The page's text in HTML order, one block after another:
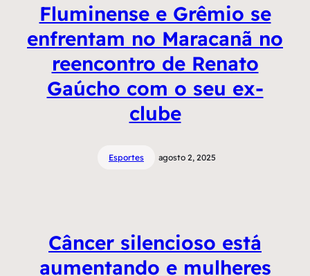
Fluminense e Grêmio se
enfrentam no Maracanã no
reencontro de Renato
Gaúcho com o seu ex-
clube
Esportes agosto 2, 2025
Câncer silencioso está
aumentando e mulheres